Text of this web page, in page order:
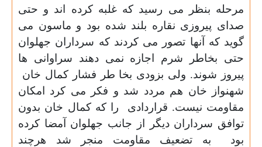
مرحله بنظر می رسید که غلبه کرده اند و حتی
صدای پیروزی نقاره بلند شده بود و ماسون می
گوید که آنها تصور می کردند که سرداران جهلوان
حتی بخاطر شرم اجازه نمی دهند سراوانی ها
پیروز شوند. ولی بزودی بخا طر فشار کمال خان
شهنواز خان هم مردد شد و فکر می کرد امکان
مقاومت نیست. قراردادی را که کمال خان بدون
توافق سرداران دیگر از جانب جهلوان آمضا کرده
بود به تضعیف مقاومت منجر شد هرچند